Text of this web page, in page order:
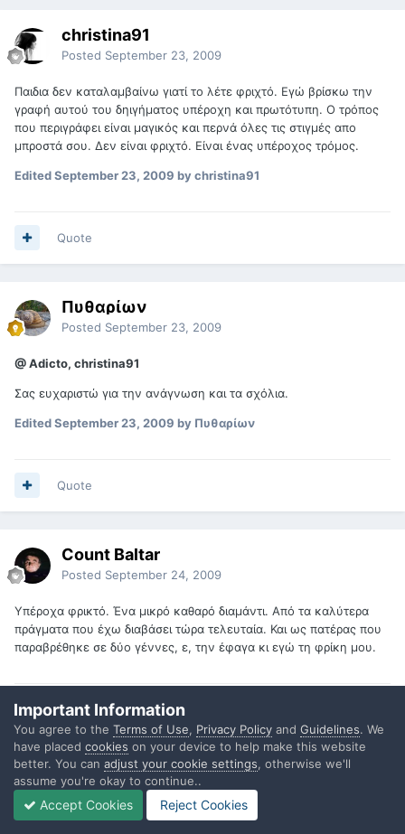
christina91
Posted September 23, 2009
Παιδια δεν καταλαμβαίνω γιατί το λέτε φριχτό. Εγώ βρίσκω την
γραφή αυτού του δηιγήματος υπέροχη και πρωτότυπη. Ο τρόπος
που περιγράφει είναι μαγικός και περνά όλες τις στιγμές απο
μπροστά σου. Δεν είναι φριχτό. Είναι ένας υπέροχος τρόμος.
EditedSeptember 23, 2009 by christina91
Quote
Πυθαρίων
Posted September 23, 2009
@ Adicto, christina91
Σας ευχαριστώ για την ανάγνωση και τα σχόλια.
EditedSeptember 23, 2009 by Πυθαρίων
Quote
Count Baltar
Posted September 24, 2009
Υπέροχα φρικτό. Ένα μικρό καθαρό διαμάντι. Από τα καλύτερα
πράγματα που έχω διαβάσει τώρα τελευταία. Και ως πατέρας που
παραβρέθηκε σε δύο γέννες, ε, την έφαγα κι εγώ τη φρίκη μου.
Quote
1 year later...
DinMacXanthi
Important Information
You agree to the Terms of Use, Privacy Policy and Guidelines. We
have placed cookies on your device to help make this website
better. You can adjust your cookie settings, otherwise we'll
assume you're okay to continue..
Accept Cookies Reject Cookies